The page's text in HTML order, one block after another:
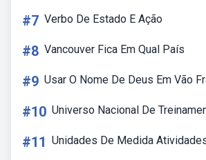
#7 Verbo De Estado E Ação
#8 Vancouver Fica Em Qual País
#9 Usar O Nome De Deus Em Vão
#10 Universo Nacional De
#11 Unidades De Medida